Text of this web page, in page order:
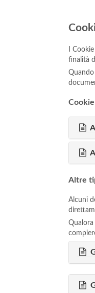
I
finalità
Altre
Alcuni